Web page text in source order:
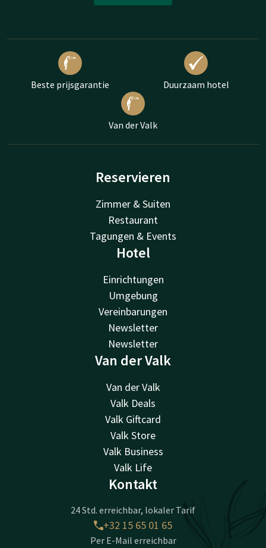
Beste prijsgarantie Duurzaam hotel
Van der Valk
Reservieren
Zimmer & Suiten
Restaurant
Tagungen & Events
Hotel
Einrichtungen
Umgebung
Vereinbarungen
Newsletter
Newsletter
Van der Valk
Van der Valk
Valk Deals
Valk Giftcard
Valk Store
Valk Business
Valk Life
Kontakt
24 Std. erreichbar, lokaler Tarif
+32 15 65 01 65
Per E-Mail erreichbar